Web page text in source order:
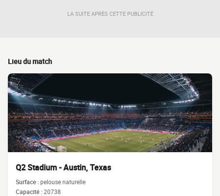
LA SUITE APRÈS CETTE PUBLICITÉ
Lieu du match
Q2 Stadium - Austin, Texas
Surface :pelouse naturelle
Capacité :20738